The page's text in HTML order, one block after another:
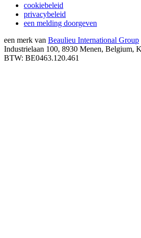
cookiebeleid
privacybeleid
een melding doorgeven
een merk van Beaulieu International Group
Industrielaan 100, 8930 Menen, Belgium,
BTW: BE0463.120.461